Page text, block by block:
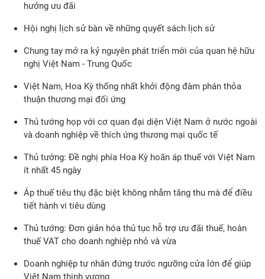
hưởng ưu đãi
Hội nghị lịch sử bàn về những quyết sách lịch sử
Chung tay mở ra kỷ nguyên phát triển mới của quan hệ hữu
nghị Việt Nam - Trung Quốc
Việt Nam, Hoa Kỳ thống nhất khởi động đàm phán thỏa
thuận thương mại đối ứng
Thủ tướng họp với cơ quan đại diện Việt Nam ở nước ngoài
và doanh nghiệp về thích ứng thương mại quốc tế
Thủ tướng: Đề nghị phía Hoa Kỳ hoãn áp thuế với Việt Nam
ít nhất 45 ngày
Áp thuế tiêu thụ đặc biệt không nhằm tăng thu mà để điều
tiết hành vi tiêu dùng
Thủ tướng: Đơn giản hóa thủ tục hỗ trợ ưu đãi thuế, hoàn
thuế VAT cho doanh nghiệp nhỏ và vừa
Doanh nghiệp tư nhân đứng trước ngưỡng cửa lớn để giúp
Việt Nam thịnh vượng